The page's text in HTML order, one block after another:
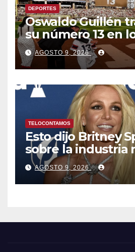
DEPORTES
Oswaldo Guillén
su número 13 en
Blancas: «Cumplí
sueños»
AGOSTO 9, 2026
TELOCONTAMOS
Esto dijo Britney
sobre la industria
AGOSTO 9, 2026